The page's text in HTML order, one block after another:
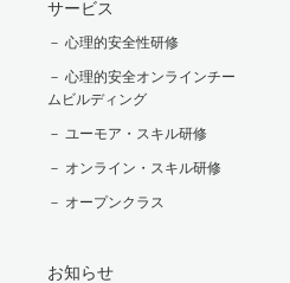
サービス
－ 心理的安全性研修
－ 心理的安全オンラインチー
ムビルディング
－ ユーモア・スキル研修
－ オンライン・スキル研修
－ オープンクラス
お知らせ